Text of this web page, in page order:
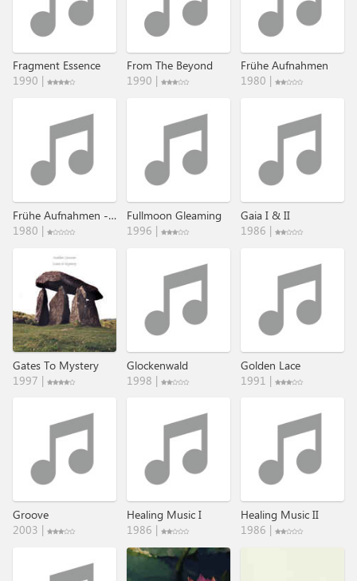
Fragment Essence
1990 |
From The Beyond
1990 |
Frühe Aufnahmen
1980 |
Frühe Aufnahmen - Gitarre-Schlagzeug-Synth
1980 |
Fullmoon Gleaming
1996 |
Gaia I & II
1986 |
Gates To Mystery
1997 |
Glockenwald
1998 |
Golden Lace
1991 |
Groove
2003 |
Healing Music I
1986 |
Healing Music II
1986 |